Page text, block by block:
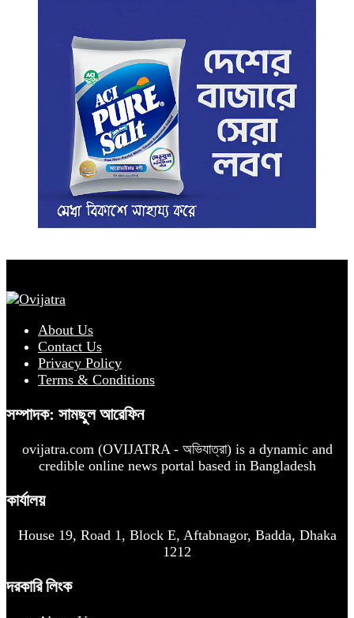
About Us
Contact Us
Privacy Policy
Terms & Conditions
সম্পাদক: সামছুল আরেফিন
ovijatra.com (OVIJATRA - অভিযাত্রা) is a dynamic and
credible online news portal based in Bangladesh
কার্যালয়
House 19, Road 1, Block E, Aftabnagor, Badda, Dhaka
1212
দরকারি লিংক